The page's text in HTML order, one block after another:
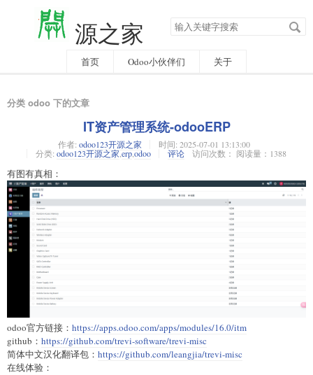
源之家 搜
索
字
首页 Odoo小伙伴们 关于
分类 odoo 下的文章
IT资产管理系统-odooERP
作者: odoo123开源之家 时间: 2025-07-01 13:13:00
分类: odoo123开源之家 erpodoo 评论 访问次数： 阅读量：1388
有图有真相：
odoo官方链接： https://apps.odoo.com/apps/modules/16.0/itm
github： https://github.com/trevi-software/trevi-misc
简体中文汉化翻译包： https://github.com/leangjia/trevi-misc
在线体验：